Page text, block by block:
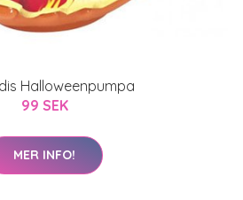
Halloweenpumpa
99 SEK
MER INFO!